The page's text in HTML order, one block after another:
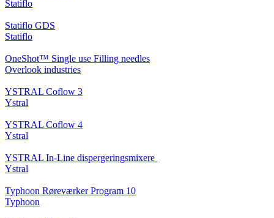
Statiflo
Statiflo GDS
Statiflo
OneShot™ Single use Filling needles
Overlook industries
YSTRAL Coflow 3
Ystral
YSTRAL Coflow 4
Ystral
YSTRAL In-Line dispergeringsmixere ‍‍
Ystral
Typhoon Røreværker Program 10
Typhoon